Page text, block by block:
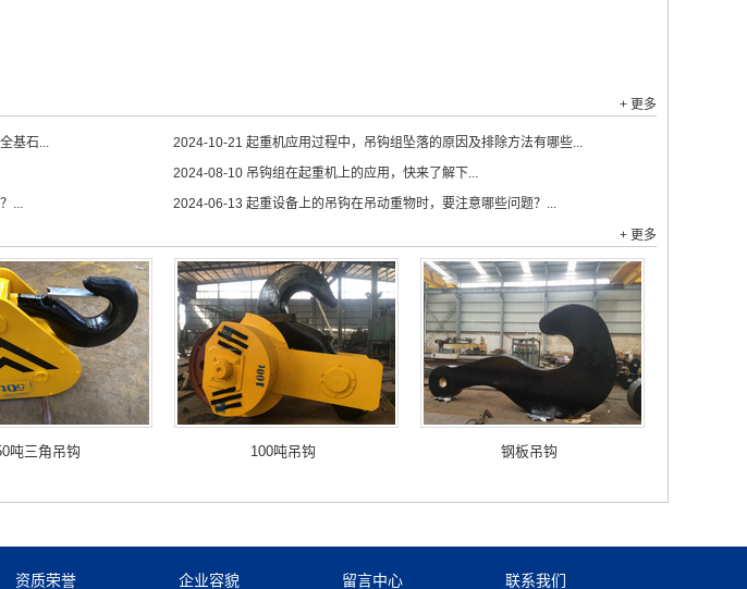
+ 更多
基石... 2024-10-21 起重机应用过程中，吊钩组坠落的原因及排除方法有哪些...
2024-08-10 吊钩组在起重机上的应用，快来了解下...
... 2024-06-13 起重设备上的吊钩在吊动重物时，要注意哪些问题？...
+ 更多
吨三角吊钩 100吨吊钩 钢板吊钩
资质荣誉 企业容貌 留言中心 联系我们